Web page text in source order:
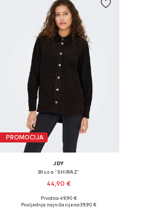
PROMOCIJA
JDY
Bluza 'SHIRAZ'
44,90 €
Dostupne veličine: XS, S, M, L, XL
Prvotno: 49,90 €
Posljednja najniža cijena:39,90 €